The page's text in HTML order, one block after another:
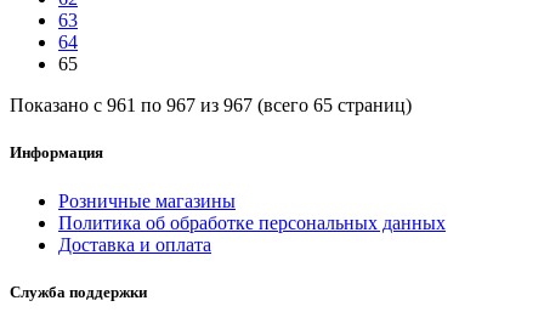
63
64
65
Показано с 961 по 967 из 967 (всего 65 страниц)
Информация
Розничные магазины
Политика об обработке персональных данных
Доставка и оплата
Служба поддержки